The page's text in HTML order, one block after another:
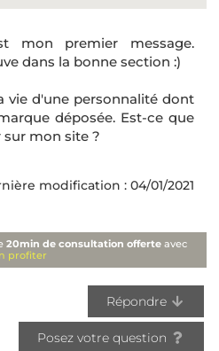
mon premier message.
dans la bonne section :)
vie d'une personnalité dont
déposée. Est-ce que
sur mon site ?
modification : 04/01/2021
20min de consultation offerte avec
profiter
Répondre
Posez votre question